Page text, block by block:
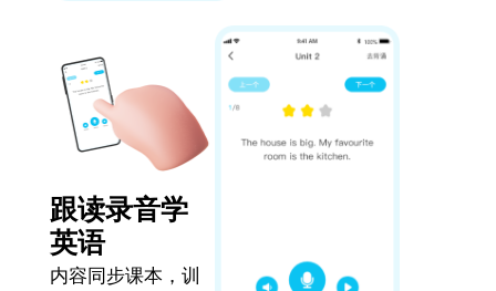
跟读录音学
英语
内容同步课本，训